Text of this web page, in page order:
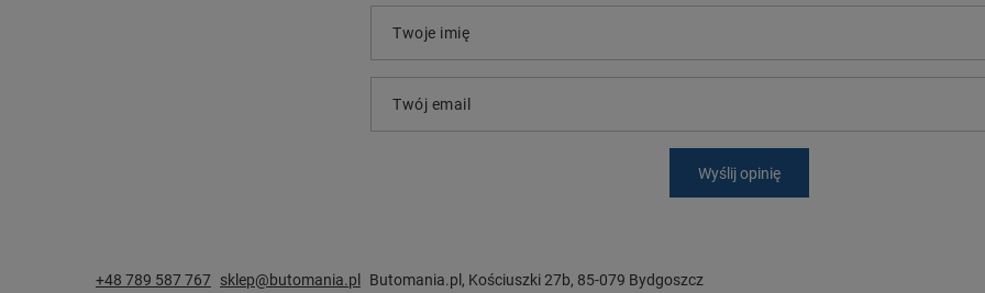
Twoje imię
Twój email
Wyślij opinię
+48 789 587 767 sklep@butomania.pl Butomania.pl , Kościuszki 27b, 85-079 Bydgoszcz